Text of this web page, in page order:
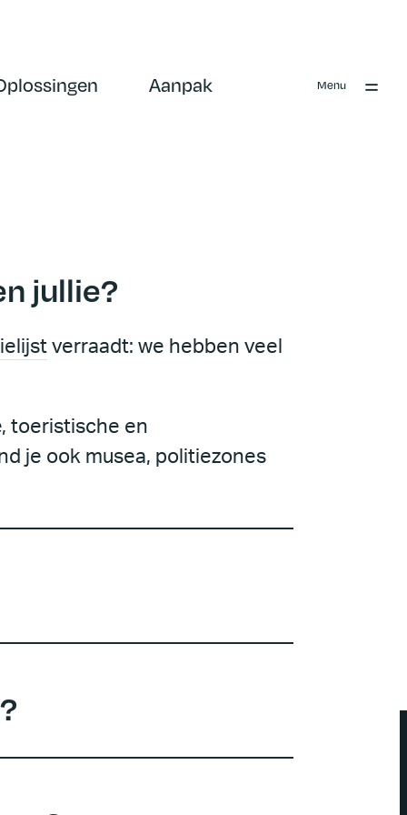
Aanpak Menu
jullie?
verraadt: we hebben veel
toeristische en
je ook musea, politiezones